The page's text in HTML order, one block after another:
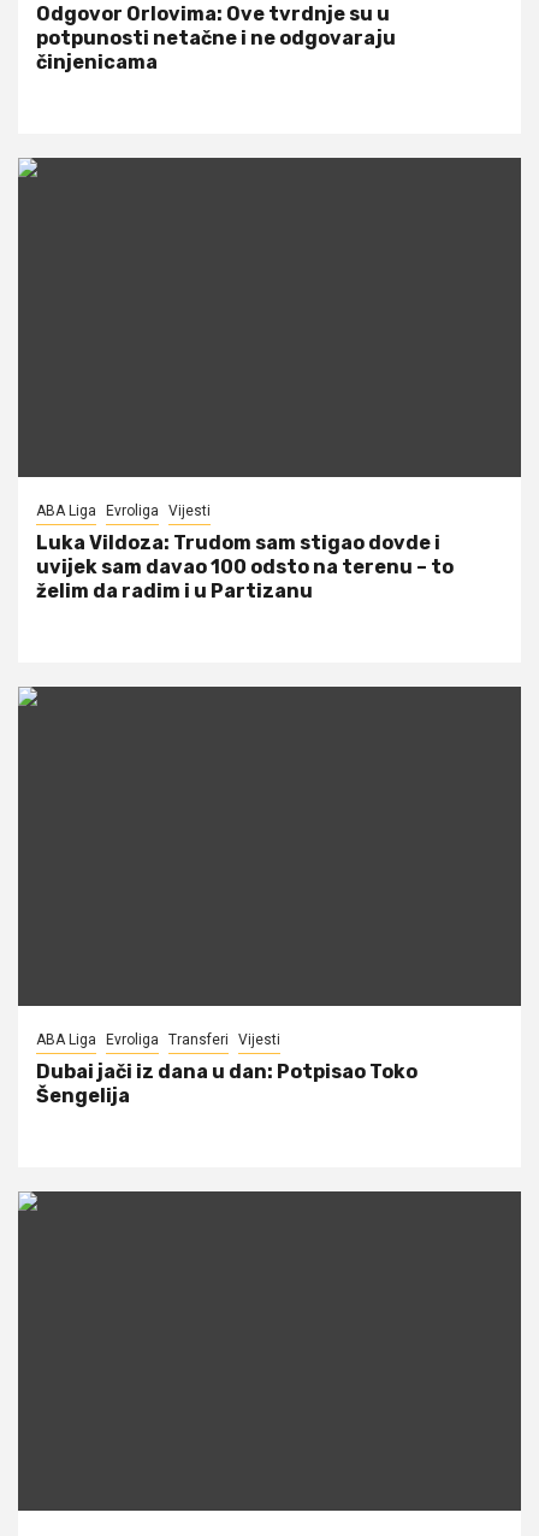
Odgovor Orlovima: ​Ove tvrdnje su u
potpunosti netačne i ne odgovaraju
činjenicama
ABA Liga Evroliga Vijesti
Luka Vildoza: Trudom sam stigao dovde i
uvijek sam davao 100 odsto na terenu – to
želim da radim i u Partizanu
ABA Liga Evroliga Transferi Vijesti
Dubai jači iz dana u dan: Potpisao Toko
Šengelija